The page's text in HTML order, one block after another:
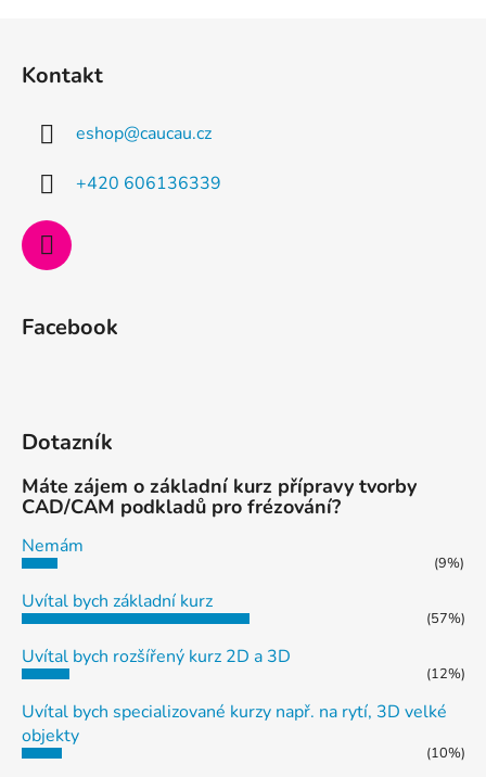
Kontakt
eshop@caucau.cz
+420 606136339
Facebook
Dotazník
Máte zájem o základní kurz přípravy tvorby
CAD/CAM podkladů pro frézování?
Nemám
(9%)
Uvítal bych základní kurz
(57%)
Uvítal bych rozšířený kurz 2D a 3D
(12%)
Uvítal bych specializované kurzy např. na rytí, 3D velké
objekty
(10%)